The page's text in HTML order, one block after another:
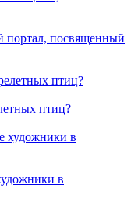
портал, посвященный
птиц?
в